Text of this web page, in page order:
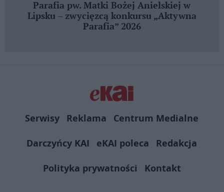
Parafia pw. Matki Bożej Anielskiej w
Lipsku – zwycięzcą konkursu „Aktywna
Parafia” 2026
Serwisy Reklama
Centrum Medialne
Darczyńcy KAI
eKAI poleca
Redakcja
Polityka prywatności
Kontakt